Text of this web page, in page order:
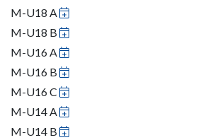
M-U18 A
M-U18 B
M-U16 A
M-U16 B
M-U16 C
M-U14 A
M-U14 B